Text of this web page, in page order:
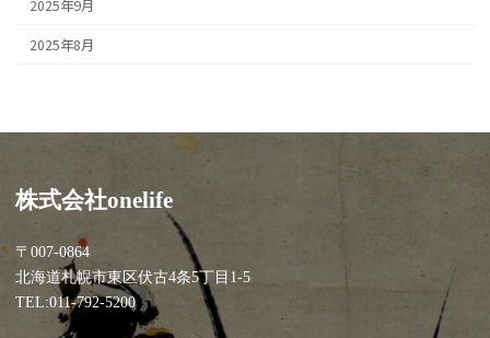
2025年9月
2025年8月
株式会社onelife
〒007-0864
北海道札幌市東区伏古4条5丁目1-5
TEL:011-792-5200